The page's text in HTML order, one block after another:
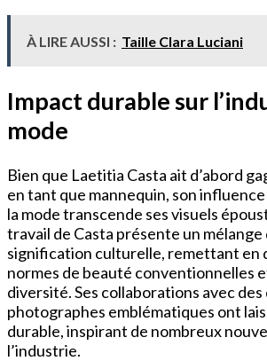
À LIRE AUSSI : Taille Clara Luciani
Impact durable sur
mode
Bien que Laetitia Casta ait d’abord
en tant que mannequin, son
la mode transcende ses visuels
travail de Casta présente un
signification culturelle, remettant en
normes de beauté conventionnelles
diversité. Ses collaborations avec
photographes emblématiques ont
durable, inspirant de nombreux
l’industrie.